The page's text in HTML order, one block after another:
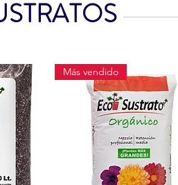
Más vendido